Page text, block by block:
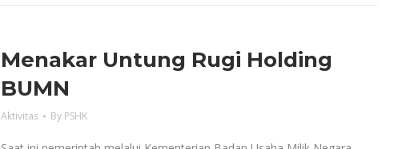
Menakar Untung Rugi Holding
BUMN
Aktivitas By PSHK